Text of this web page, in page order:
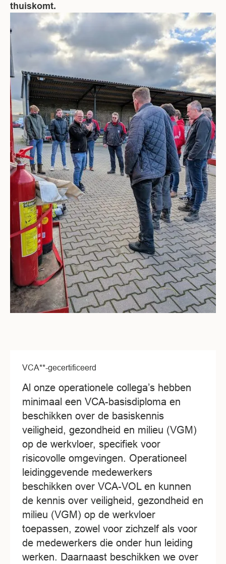
thuiskomt.
VCA**-gecertificeerd
Al onze operationele collega’s hebben
minimaal een VCA-basisdiploma en
beschikken over de basiskennis
veiligheid, gezondheid en milieu (VGM)
op de werkvloer, specifiek voor
risicovolle omgevingen. Operationeel
leidinggevende medewerkers
beschikken over VCA-VOL en kunnen
de kennis over veiligheid, gezondheid en
milieu (VGM) op de werkvloer
toepassen, zowel voor zichzelf als voor
de medewerkers die onder hun leiding
werken. Daarnaast beschikken we over